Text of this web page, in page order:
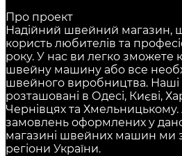
Про проект
Надійний швейний магазин,
користь любителів та
року. У нас ви легко
швейну машину або все
швейного виробництва. Наші
розташовані в Одесі, Києві,
Чернівцях та Хмельницькому.
замовлень оформлених у
магазині швейних машин ми
регіони України.